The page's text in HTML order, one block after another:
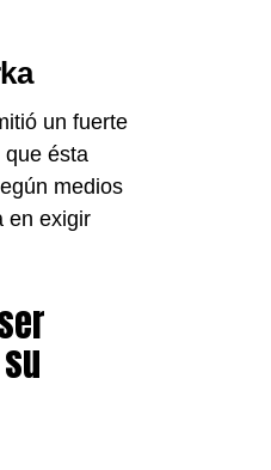
un fuerte
ésta
medios
en exigir